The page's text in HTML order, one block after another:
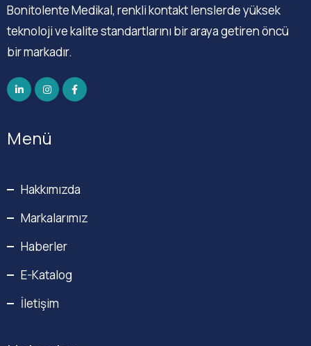
Bonitolente Medikal, renkli kontakt lenslerde yüksek
teknoloji ve kalite standartlarını bir araya getiren öncü
bir markadır.
Menü
Hakkımızda
Markalarımız
Haberler
E-Katalog
İletişim